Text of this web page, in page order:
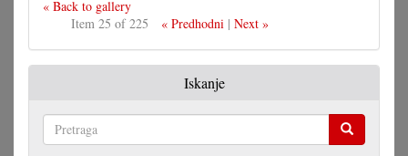
« Back to gallery
Item 25 of 225
« Predhodni| Next »
Iskanje